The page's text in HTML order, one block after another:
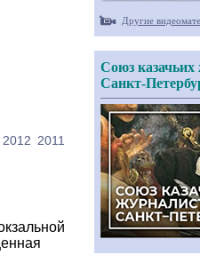
2012 2011
Другие
Союз казачьих
Санкт-